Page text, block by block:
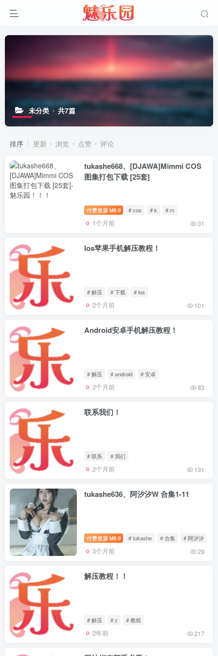
未分类 共7篇
排序 更新 浏览 点赞 评论
tukashe668、[DJAWA]Mimmi COS
图集打包下载 [25套]
付费资源 M9.9 # cos # k # m
1个月前 31
Ios苹果手机解压教程！
# 解压 # 下载 # ios
2个月前 101
Android安卓手机解压教程！
# 解压 # android # 安卓
2个月前 83
联系我们！
# 联系 # 我们
2个月前 131
tukashe636、阿汐汐W 合集1-11
付费资源 M9.9 # tukashe # 合集 # 阿汐汐
3个月前 29
解压教程！！
# 解压 # z # 教程
2年前 217